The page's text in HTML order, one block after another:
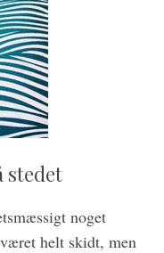
stedet
noget
helt skidt, men